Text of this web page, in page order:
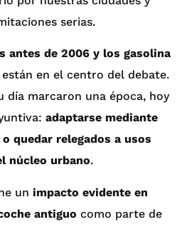
serias.
antes de 2006 y los gasolina
están en el centro del debate.
día marcaron una época, hoy
adaptarse mediante
quedar relegados a usos
núcleo urbano.
un impacto evidente en
antiguo como parte de